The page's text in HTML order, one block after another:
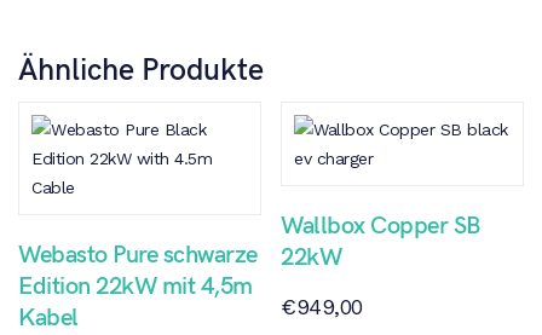
Ähnliche Produkte
Webasto Pure schwarze
Edition 22kW mit 4,5m
Kabel
Wallbox Copper SB
22kW
€949,00